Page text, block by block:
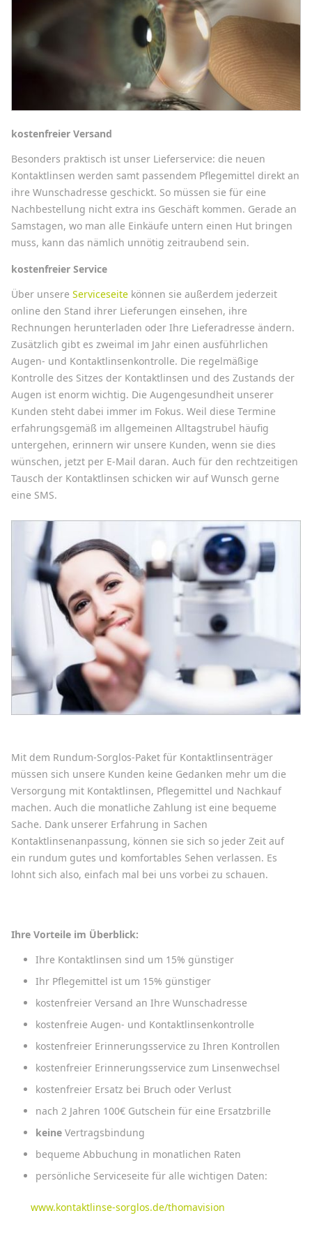
kostenfreier Versand
Besonders praktisch ist unser Lieferservice: die neuen
Kontaktlinsen werden samt passendem Pflegemittel direkt an
ihre Wunschadresse geschickt. So müssen sie für eine
Nachbestellung nicht extra ins Geschäft kommen. Gerade an
Samstagen, wo man alle Einkäufe untern einen Hut bringen
muss, kann das nämlich unnötig zeitraubend sein.
kostenfreier Service
Über unsere Serviceseite können sie außerdem jederzeit
online den Stand ihrer Lieferungen einsehen, ihre
Rechnungen herunterladen oder Ihre Lieferadresse ändern.
Zusätzlich gibt es zweimal im Jahr einen ausführlichen
Augen- und Kontaktlinsenkontrolle. Die regelmäßige
Kontrolle des Sitzes der Kontaktlinsen und des Zustands der
Augen ist enorm wichtig. Die Augengesundheit unserer
Kunden steht dabei immer im Fokus. Weil diese Termine
erfahrungsgemäß im allgemeinen Alltagstrubel häufig
untergehen, erinnern wir unsere Kunden, wenn sie dies
wünschen, jetzt per E-Mail daran. Auch für den rechtzeitigen
Tausch der Kontaktlinsen schicken wir auf Wunsch gerne
eine SMS.
Mit dem Rundum-Sorglos-Paket für Kontaktlinsenträger
müssen sich unsere Kunden keine Gedanken mehr um die
Versorgung mit Kontaktlinsen, Pflegemittel und Nachkauf
machen. Auch die monatliche Zahlung ist eine bequeme
Sache. Dank unserer Erfahrung in Sachen
Kontaktlinsenanpassung, können sie sich so jeder Zeit auf
ein rundum gutes und komfortables Sehen verlassen. Es
lohnt sich also, einfach mal bei uns vorbei zu schauen.
Ihre Vorteile im Überblick:
Ihre Kontaktlinsen sind um 15% günstiger
Ihr Pflegemittel ist um 15% günstiger
kostenfreier Versand an Ihre Wunschadresse
kostenfreie Augen- und Kontaktlinsenkontrolle
kostenfreier Erinnerungsservice zu Ihren Kontrollen
kostenfreier Erinnerungsservice zum Linsenwechsel
kostenfreier Ersatz bei Bruch oder Verlust
nach 2 Jahren 100€ Gutschein für eine Ersatzbrille
keine Vertragsbindung
bequeme Abbuchung in monatlichen Raten
persönliche Serviceseite für alle wichtigen Daten:
www.kontaktlinse-sorglos.de/thomavision